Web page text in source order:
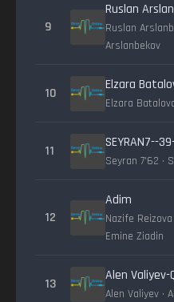
9
Ruslan
Arslanbekov
10
Elzara
Elzara
11
Seyran 7'62 •
12
Adim
Nazife
Emine Ziadin
13
Alen Valiyev-
Alen Valiyev •